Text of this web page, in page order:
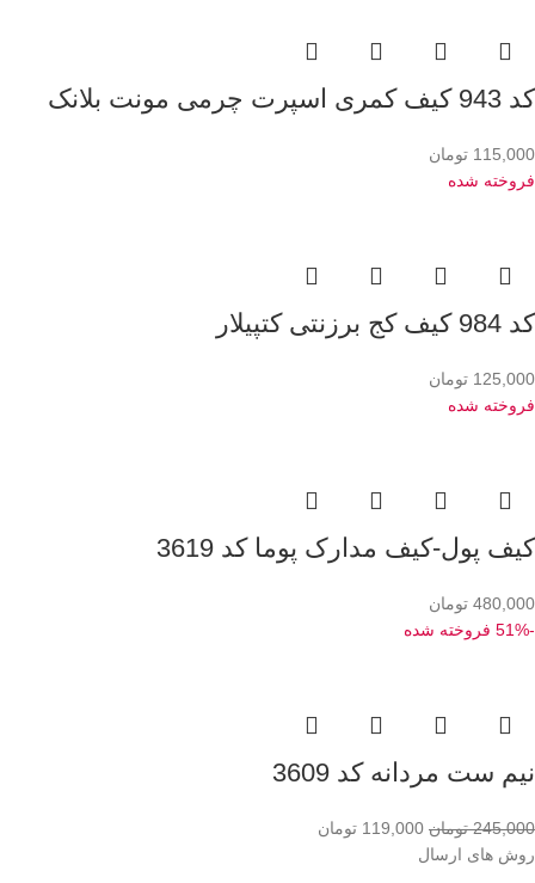
کد 943 کیف کمری اسپرت چرمی مونت بلانک
115,000 تومان
فروخته شده
کد 984 کیف کج برزنتی کتپیلار
125,000 تومان
فروخته شده
کیف پول-کیف مدارک پوما کد 3619
480,000 تومان
-51%
فروخته شده
نیم ست مردانه کد 3609
245,000 تومان 119,000 تومان
روش های ارسال